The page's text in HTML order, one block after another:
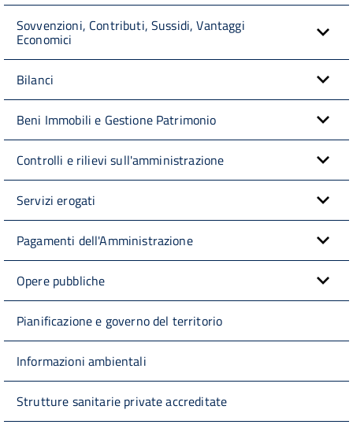
Sovvenzioni, Contributi, Sussidi, Vantaggi
Economici
Bilanci
Beni Immobili e Gestione Patrimonio
Controlli e rilievi sull'amministrazione
Servizi erogati
Pagamenti dell'Amministrazione
Opere pubbliche
Pianificazione e governo del territorio
Informazioni ambientali
Strutture sanitarie private accreditate